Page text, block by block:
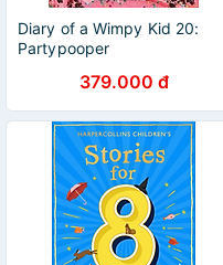
Diary of a Wimpy Kid 20:
Partypooper
379.000 đ